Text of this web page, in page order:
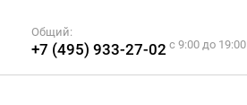
Общий:
+7 (495) 933-27-02 c 9:00 до 19:00